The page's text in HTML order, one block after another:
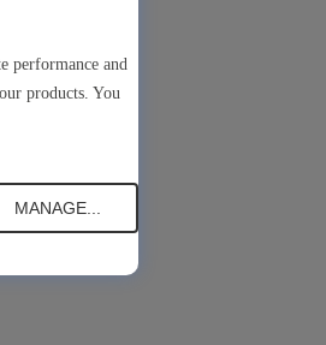
performance and
products. You
MANAGE...